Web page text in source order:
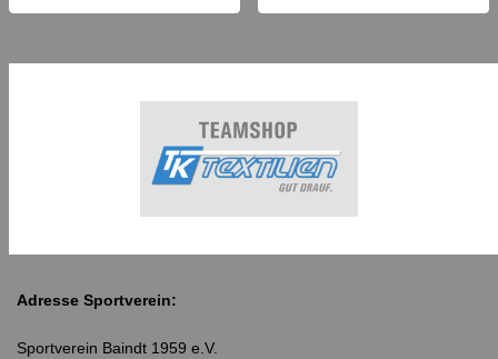
Adresse Sportverein:
Sportverein Baindt 1959 e.V.